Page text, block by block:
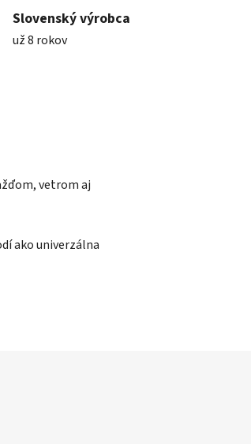
Slovenský výrobca
už 8 rokov
vetrom aj
ako univerzálna